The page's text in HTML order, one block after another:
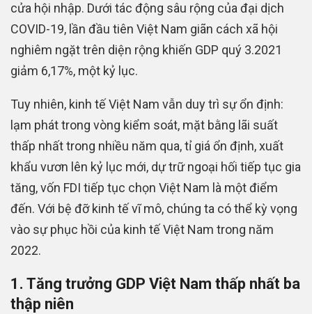
cửa hội nhập. Dưới tác động sâu rộng của đại dịch
COVID-19, lần đầu tiên Việt Nam giãn cách xã hội
nghiêm ngặt trên diện rộng khiến GDP quý 3.2021
giảm 6,17%, một kỷ lục.
Tuy nhiên, kinh tế Việt Nam vẫn duy trì sự ổn định:
lạm phát trong vòng kiểm soát, mặt bằng lãi suất
thấp nhất trong nhiều năm qua, tỉ giá ổn định, xuất
khẩu vươn lên kỷ lục mới, dự trữ ngoại hối tiếp tục gia
tăng, vốn FDI tiếp tục chọn Việt Nam là một điểm
đến. Với bệ đỡ kinh tế vĩ mô, chúng ta có thể kỳ vọng
vào sự phục hồi của kinh tế Việt Nam trong năm
2022.
1. Tăng trưởng GDP Việt Nam thấp nhất ba
thập niên